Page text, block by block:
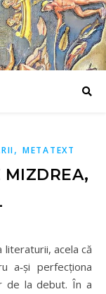
,METATEXT
MIZDREA,
literaturii, acela că
a‑și perfecționa
de la debut. În a